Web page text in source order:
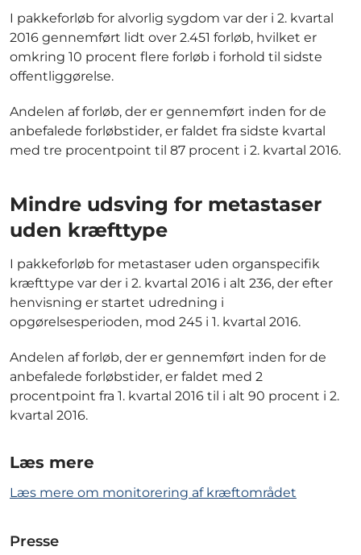
I pakkeforløb for alvorlig sygdom var der i 2. kvartal
2016 gennemført lidt over 2.451 forløb, hvilket er
omkring 10 procent flere forløb i forhold til sidste
offentliggørelse.
Andelen af forløb, der er gennemført inden for de
anbefalede forløbstider, er faldet fra sidste kvartal
med tre procentpoint til 87 procent i 2. kvartal 2016.
Mindre udsving for metastaser
uden kræfttype
I pakkeforløb for metastaser uden organspecifik
kræfttype var der i 2. kvartal 2016 i alt 236, der efter
henvisning er startet udredning i
opgørelsesperioden, mod 245 i 1. kvartal 2016.
Andelen af forløb, der er gennemført inden for de
anbefalede forløbstider, er faldet med 2
procentpoint fra 1. kvartal 2016 til i alt 90 procent i 2.
kvartal 2016.
Læs mere
Læs mere om monitorering af kræftområdet
Presse